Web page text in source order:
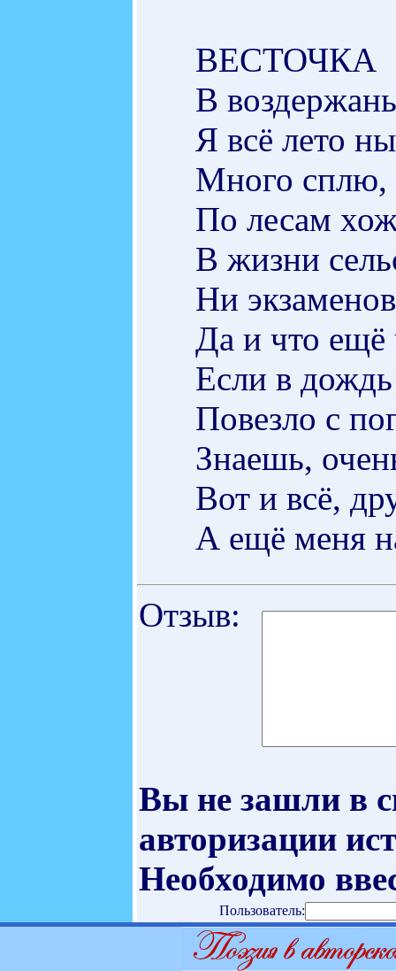
ВЕСТОЧКА
В
Я всё лето
Много сплю,
По лесам
В жизни
Ни
Да и что ещё
Если в
Повезло с
Знаешь,
Вот и всё,
А ещё меня
Отзыв:
Вы не зашли в
авторизации
Необходимо
Пользователь: